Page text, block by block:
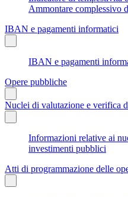
Ammontare complessivo
IBAN e pagamenti informatici
IBAN e pagamenti
Opere pubbliche
Nuclei di valutazione e verifica
Informazioni relative ai
investimenti pubblici
Atti di programmazione delle